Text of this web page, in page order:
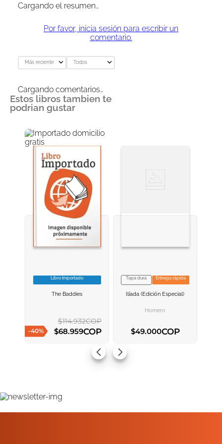
Cargando el resumen…
Por favor, inicia sesión para escribir un
comentario.
Más reciente Todos
Cargando comentarios…
Estos libros tambien te
podrian gustar
VER INFORMACION
Libro Importado
The Baddies
-40%
$114.932COP
$68.959COP
VER INFORMACION
Tapa dura Entrega rápida
Ilíada (edición Especial)
Homero
$49.000COP